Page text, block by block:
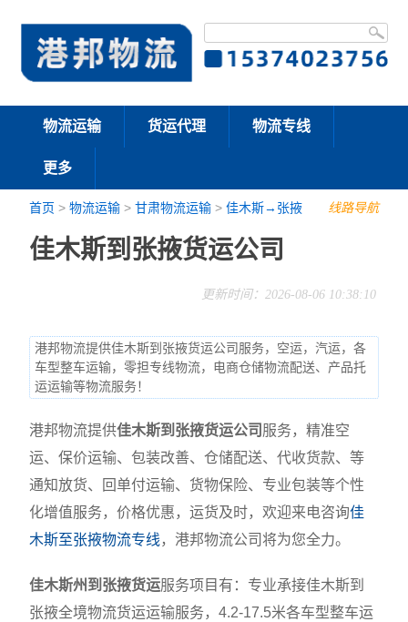
物流运输 货运代理 物流专线
更多
线路导航
首页 >物流运输 >甘肃物流运输 >佳木斯→张掖
佳木斯到张掖货运公司
更新时间：2026-08-06 10:38:10
港邦物流提供佳木斯到张掖货运公司服务，空运，汽运，各
车型整车运输，零担专线物流，电商仓储物流配送、产品托
运运输等物流服务！
港邦物流提供佳木斯到张掖货运公司 服务，精准空
运、保价运输、包装改善、仓储配送、代收货款、等
通知放货、回单付运输、货物保险、专业包装等个性
化增值服务，价格优惠，运货及时，欢迎来电咨询佳
木斯至张掖物流专线 ，港邦物流公司将为您全力。
佳木斯州到张掖货运服务项目有：专业承接佳木斯到
张掖全境物流货运运输服务，4.2-17.5米各车型整车运